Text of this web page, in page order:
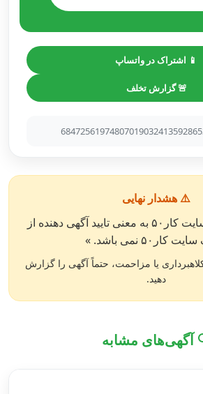
📱 اشتراک در واتساپ
🚨 گزارش تخلف
⚠️ هشدار نهایی
« انتشار آگهی در سایت کار۵۰ به معنی تایید آگهی دهنده از
نمی باشد. »
یا مزاحمت، حتماً آگهی را گزارش
دهید.
آگهی‌های مشابه